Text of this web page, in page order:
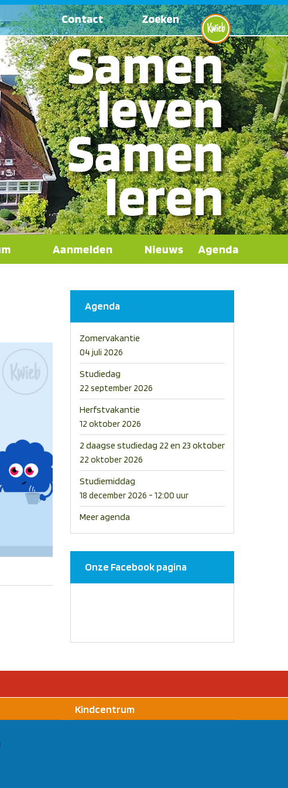
Agenda
Zomervakantie
04 juli 2026
Studiedag
22 september 2026
Herfstvakantie
12 oktober 2026
2 daagse studiedag 22 en 23 oktober
22 oktober 2026
Studiemiddag
18 december 2026 - 12:00 uur
Meer agenda
Onze Facebook pagina
Kindcentrum